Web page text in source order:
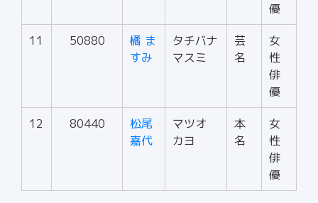
優
11 50880
橘 ま
すみ
タチバナ
マスミ
芸
名
女
性
俳
優
12 80440
松尾
嘉代
マツオ
カヨ
本
名
女
性
俳
優